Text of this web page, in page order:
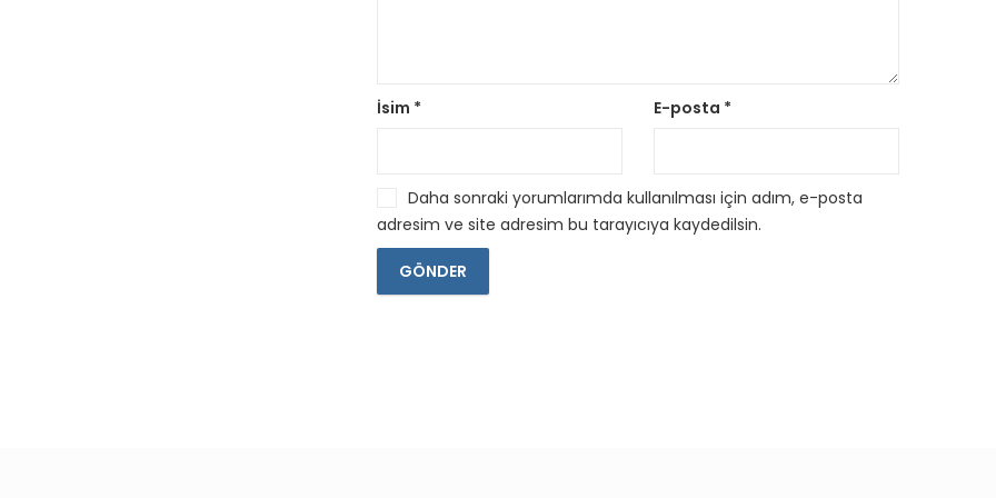
İsim * E-posta *
Daha sonraki yorumlarımda kullanılması için adım, e-posta
adresim ve site adresim bu tarayıcıya kaydedilsin.